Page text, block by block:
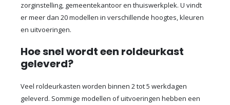
zorginstelling, gemeentekantoor en thuiswerkplek. U vindt
er meer dan 20 modellen in verschillende hoogtes, kleuren
en uitvoeringen.
Hoe snel wordt een roldeurkast
geleverd?
Veel roldeurkasten worden binnen 2 tot 5 werkdagen
geleverd. Sommige modellen of uitvoeringen hebben een